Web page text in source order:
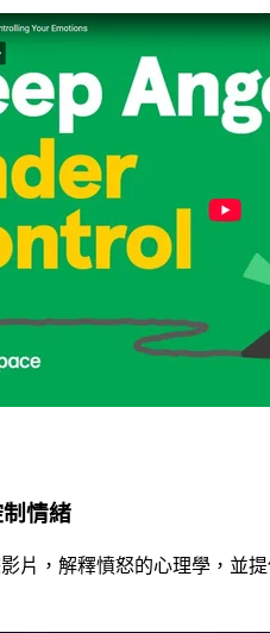
情緒
片，解釋憤怒的心理學，並